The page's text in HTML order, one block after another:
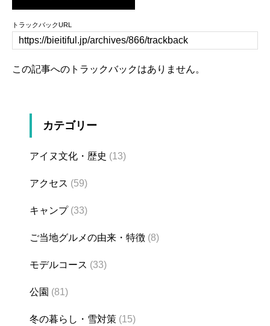
トラックバックURL
この記事へのトラックバックはありません。
カテゴリー
アイヌ文化・歴史 (13)
アクセス (59)
キャンプ(33)
ご当地グルメの由来・特徴 (8)
モデルコース (33)
公園 (81)
冬の暮らし・雪対策 (15)